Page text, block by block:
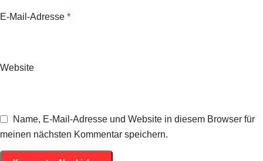
E-Mail-Adresse *
Website
Name, E-Mail-Adresse und Website in diesem Browser für
meinen nächsten Kommentar speichern.